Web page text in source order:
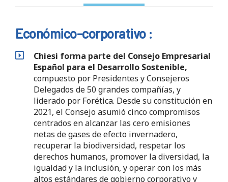
Económico-corporativo :
Chiesi forma parte del Consejo Empresarial
Español para el Desarrollo Sostenible,
compuesto por Presidentes y Consejeros
Delegados de 50 grandes compañías, y
liderado por Forética. Desde su constitución en
2021, el Consejo asumió cinco compromisos
centrados en alcanzar las cero emisiones
netas de gases de efecto invernadero,
recuperar la biodiversidad, respetar los
derechos humanos, promover la diversidad, la
igualdad y la inclusión, y operar con los más
altos estándares de gobierno corporativo y